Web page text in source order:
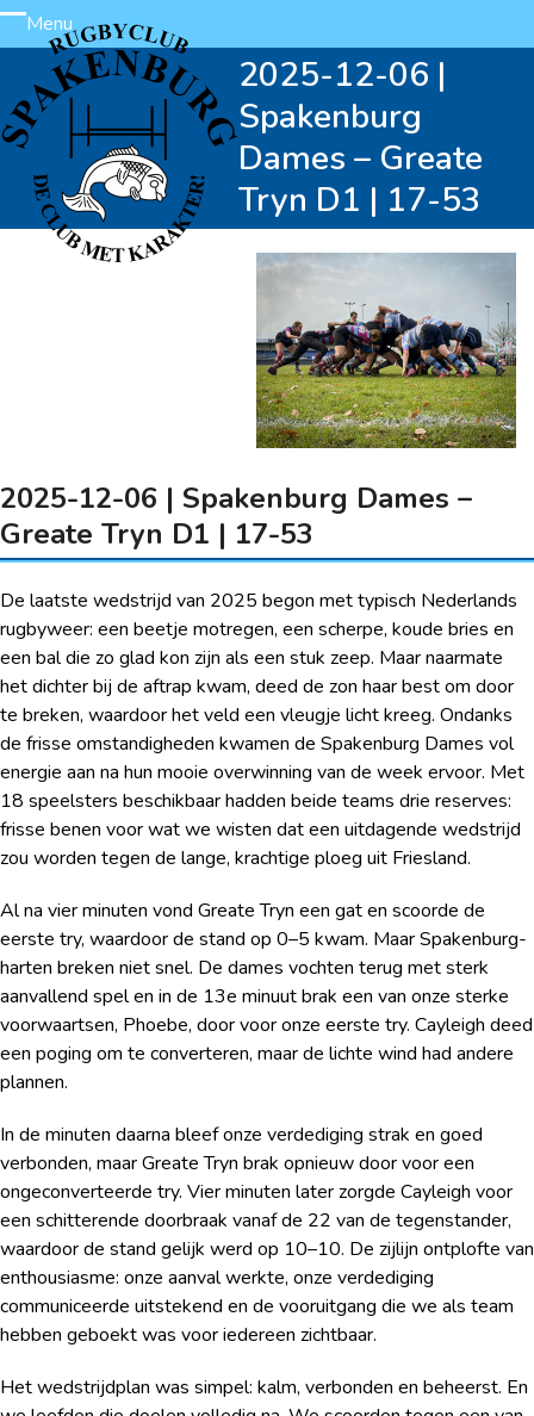
Skip
to
content
Menu
Open
mobile
menu
Close
mobile
menu
2025-12-06 |
Spakenburg
Dames – Greate
Tryn D1 | 17-53
2025-12-06 | Spakenburg Dames –
Greate Tryn D1 | 17-53
De laatste wedstrijd van 2025 begon met typisch Nederlands
rugbyweer: een beetje motregen, een scherpe, koude bries en
een bal die zo glad kon zijn als een stuk zeep. Maar naarmate
het dichter bij de aftrap kwam, deed de zon haar best om door
te breken, waardoor het veld een vleugje licht kreeg. Ondanks
de frisse omstandigheden kwamen de Spakenburg Dames vol
energie aan na hun mooie overwinning van de week ervoor. Met
18 speelsters beschikbaar hadden beide teams drie reserves:
frisse benen voor wat we wisten dat een uitdagende wedstrijd
zou worden tegen de lange, krachtige ploeg uit Friesland.
Al na vier minuten vond Greate Tryn een gat en scoorde de
eerste try, waardoor de stand op 0–5 kwam. Maar Spakenburg-
harten breken niet snel. De dames vochten terug met sterk
aanvallend spel en in de 13e minuut brak een van onze sterke
voorwaartsen, Phoebe, door voor onze eerste try. Cayleigh deed
een poging om te converteren, maar de lichte wind had andere
plannen.
In de minuten daarna bleef onze verdediging strak en goed
verbonden, maar Greate Tryn brak opnieuw door voor een
ongeconverteerde try. Vier minuten later zorgde Cayleigh voor
een schitterende doorbraak vanaf de 22 van de tegenstander,
waardoor de stand gelijk werd op 10–10. De zijlijn ontplofte van
enthousiasme: onze aanval werkte, onze verdediging
communiceerde uitstekend en de vooruitgang die we als team
hebben geboekt was voor iedereen zichtbaar.
Het wedstrijdplan was simpel: kalm, verbonden en beheerst. En